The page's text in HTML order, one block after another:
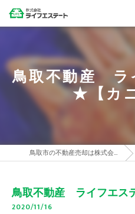
鳥取不動産 ラ
★【カ
鳥取市の不動産売却は株式会社ライフエステート
鳥取不動産 ライフエス
2020/11/16